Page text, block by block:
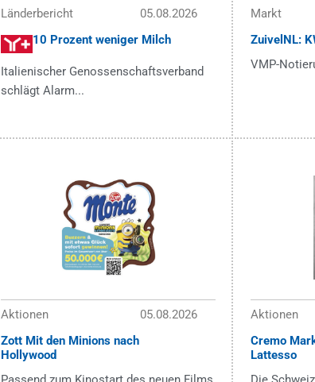
Länderbericht
05.08.2026
10 Prozent weniger Milch
Italienischer Genossenschaftsverband
schlägt Alarm...
Markt
ZuivelNL:
VMP-
Aktionen
05.08.2026
Zott Mit den Minions nach
Hollywood
Aktionen
Cremo
Lattesso